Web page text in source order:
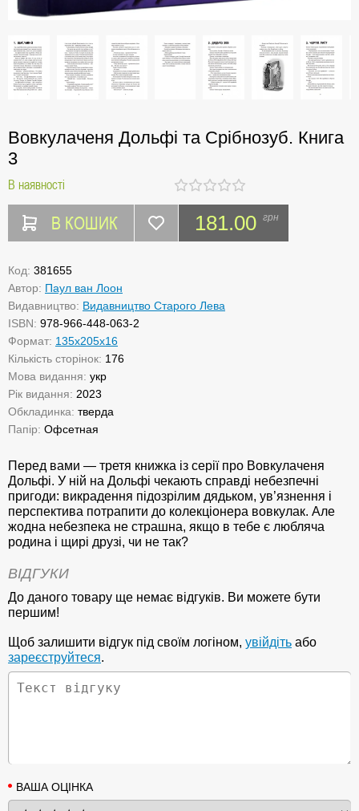
Вовкулаченя Дольфі та Срібнозуб. Книга
3
В наявності
В КОШИК 181.00 грн
Код: 381655
Автор: Паул ван Лоон
Видавництво: Видавництво Старого Лева
ISBN: 978-966-448-063-2
Формат: 135x205x16
Кількість сторінок: 176
Мова видання: укр
Рік видання: 2023
Обкладинка: тверда
Папір: Офсетная
Перед вами — третя книжка із серії про Вовкулаченя
Дольфі. У ній на Дольфі чекають справді небезпечні
пригоди: викрадення підозрілим дядьком, ув’язнення і
перспектива потрапити до колекціонера вовкулак. Але
жодна небезпека не страшна, якщо в тебе є любляча
родина і щирі друзі, чи не так?
ВІДГУКИ
До даного товару ще немає відгуків. Ви можете бути
першим!
Щоб залишити відгук під своїм логіном, увійдіть або
зареєструйтеся.
ВАША ОЦІНКА